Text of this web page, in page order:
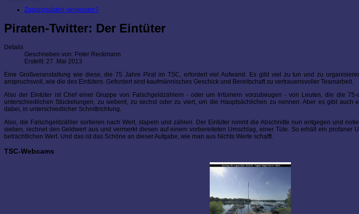
Zugangsdaten vergessen?
Piraten-Twitter: Der Eintüter
Details
Geschrieben von: Peter Reckmann
Erstellt: 27. Mai 2013
Eine Großveranstaltung wie diese, die 75 Jahre Pirat im TSC, erfordert viel Aufwand. Es gibt viel zu tun und zu
anspruchsvoll, wie die des Eintüters. Gefordert sind kaufmännisches Geschick und Bereitschaft zu vertrauensvoller Teamarbeit.
Also der Eintüter ist Chef einer Gruppe von Falschgeldzählern - oder um Irrtümern vorzubeugen - von Leuten, die die
unterschiedlichen Stückelungen, zu siebent, zu sechst oder zu viert, um die Hauptsächlichen zu nennen. Aber es gibt auch
dabei, in unterschiedlicher Schnittrichtung.
Also, die Falschgeldzähler sortieren nach Wert, stapeln und zählen. Der Eintüter nimmt die Abschnitte nun entgegen und
sieben, rechnet den Geldwert aus und vermerkt diesen auf einem vorbereiteten Umschlag, einer Tüte. So erhält ein profaner
beträchtlichen Wert. Und das ist das Schöne an dieser Aufgabe, wie man aus Nichts Werte schafft.
TSC-Webcams